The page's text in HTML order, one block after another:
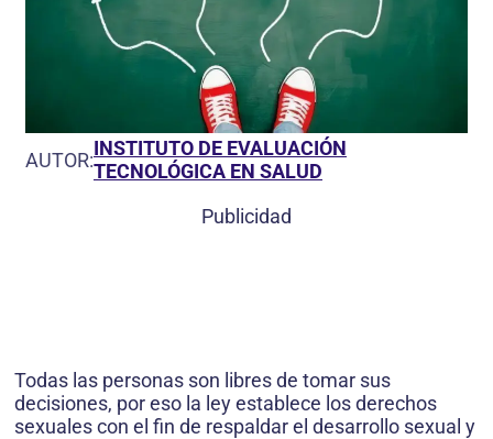
AUTOR:INSTITUTO DE EVALUACIÓN
TECNOLÓGICA EN SALUD
Publicidad
Todas las personas son libres de tomar sus
decisiones, por eso la ley establece los derechos
sexuales con el fin de respaldar el desarrollo sexual y